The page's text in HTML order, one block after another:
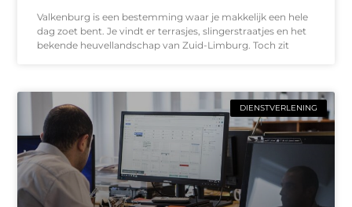
Valkenburg is een bestemming waar je makkelijk een hele
dag zoet bent. Je vindt er terrasjes, slingerstraatjes en het
bekende heuvellandschap van Zuid-Limburg. Toch zit
DIENSTVERLENING